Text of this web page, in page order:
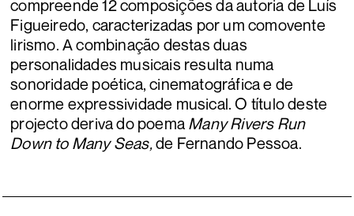
compreende 12 composições da autoria de Luís
Figueiredo, caracterizadas por um comovente
lirismo. A combinação destas duas
personalidades musicais resulta numa
sonoridade poética, cinematográfica e de
enorme expressividade musical. O título deste
projecto deriva do poema Many Rivers Run
Down to Many Seas,de Fernando Pessoa.